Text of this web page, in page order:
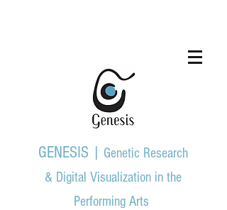
GENESIS | Genetic Research
& Digital Visualization in the
Performing Arts